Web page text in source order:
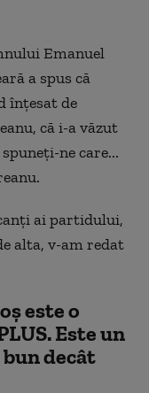
Emanuel
a spus că
înțesat de
că i-a văzut
ne care...
ai partidului,
alta, v-am redat
este o
Este un
decât